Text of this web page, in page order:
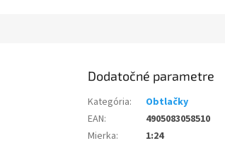
Dodatočné parametre
Kategória:
Obtlačky
EAN:
4905083058510
Mierka: 1:24